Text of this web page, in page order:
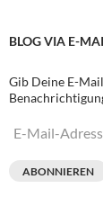
BLOG VIA E-
Gib Deine E-
E-
ABONNIEREN